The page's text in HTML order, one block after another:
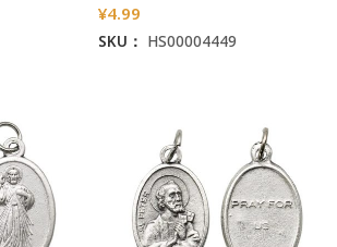
¥4.99
SKU： HS00004449